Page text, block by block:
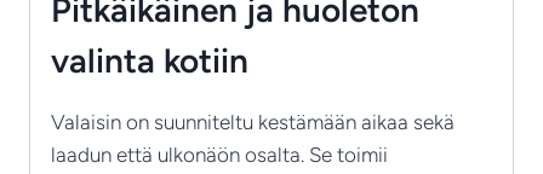
Pitkäikäinen ja huoleton
valinta kotiin
Valaisin on suunniteltu kestämään aikaa sekä
laadun että ulkonäön osalta. Se toimii